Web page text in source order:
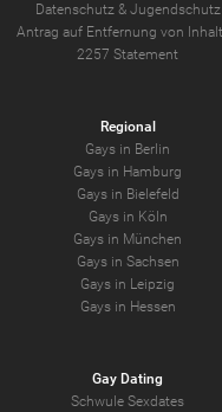
Datenschutz& Jugendschutz
Antrag auf Entfernung von
2257 Statement
Regional
Gays in Berlin
Gays in Hamburg
Gays in Bielefeld
Gays in Köln
Gays in München
Gays in Sachsen
Gays in Leipzig
Gays in Hessen
Gay Dating
Schwule Sexdates